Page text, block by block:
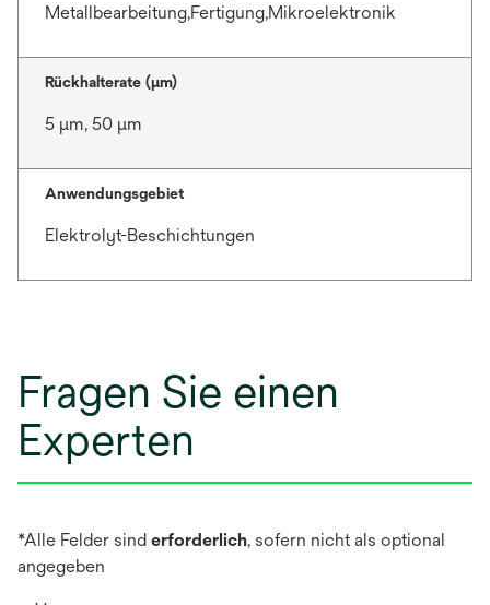
Metallbearbeitung,Fertigung,Mikroelektronik
Rückhalterate (µm)
5 μm, 50 μm
Anwendungsgebiet
Elektrolyt-Beschichtungen
Fragen Sie einen
Experten
*Alle Felder sind erforderlich, sofern nicht als optional
angegeben